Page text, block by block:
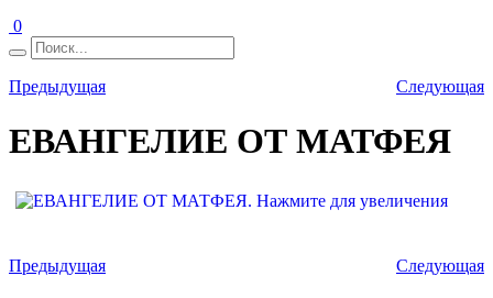
0
Предыдущая Следующая
ЕВАНГЕЛИЕ ОТ МАТФЕЯ
Предыдущая Следующая